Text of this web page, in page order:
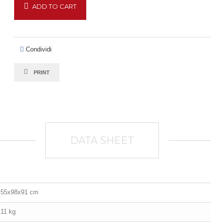
ADD TO CART
Condividi
PRINT
DATA SHEET
55x98x91 cm
11 kg